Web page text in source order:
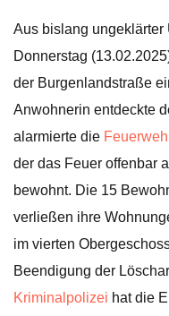
Aus bislang ungeklärter
Donnerstag
der Burgenlandstraße
Anwohnerin entdeckte
alarmierte die
der das Feuer offenbar
bewohnt. Die 15
verließen ihre
im vierten
Beendigung der
Kriminalpolizei hat die